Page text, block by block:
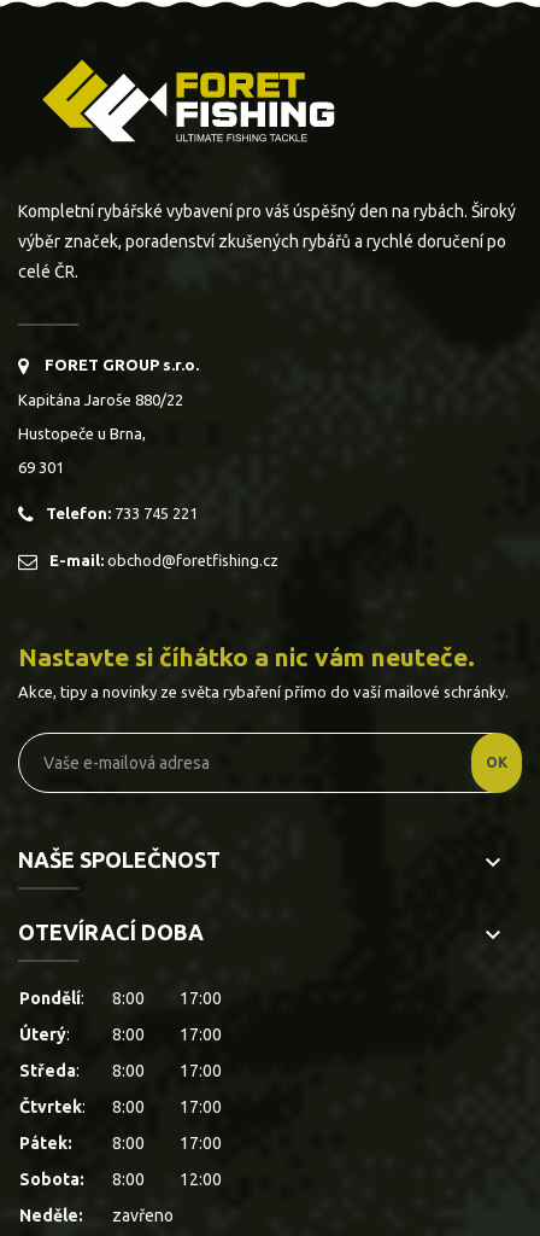
Kompletní rybářské vybavení pro váš úspěšný den na rybách. Široký
výběr značek, poradenství zkušených rybářů a rychlé doručení po
celé ČR.
FORET GROUP s.r.o.
Kapitána Jaroše 880/22
Hustopeče u Brna,
69 301
Telefon: 733 745 221
E-mail: obchod@foretfishing.cz
Nastavte si číhátko a nic vám neuteče.
Akce, tipy a novinky ze světa rybaření přímo do vaší mailové schránky.
NAŠE SPOLEČNOST keyboard_arrow_down
OTEVÍRACÍ DOBA keyboard_arrow_down
Pondělí: 8:00
17:00
Úterý: 8:00
17:00
Středa: 8:00
17:00
Čtvrtek: 8:00
17:00
Pátek:
8:00
17:00
Sobota:
8:00
12:00
Neděle:
zavřeno